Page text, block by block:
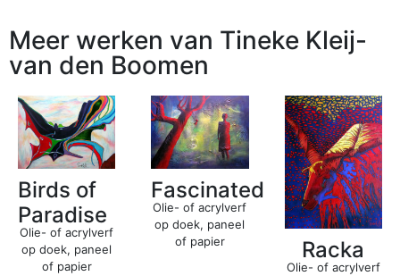
Meer werken van Tineke Kleij-
van den Boomen
Birds of
Paradise
Olie- of acrylverf
op doek, paneel
of papier
Fascinated
Olie- of acrylverf
op doek, paneel
of papier
Racka
Olie- of acrylverf